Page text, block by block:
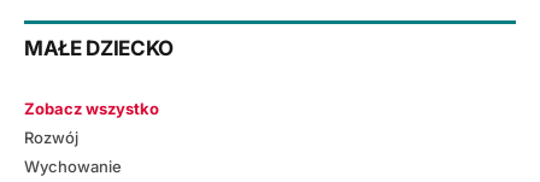
MAŁE DZIECKO
Zobacz wszystko
Rozwój
Wychowanie